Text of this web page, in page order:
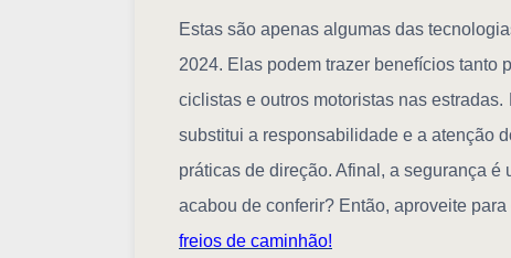
Estas são apenas algumas das
2024. Elas podem trazer benefícios tanto
ciclistas e outros motoristas nas estradas.
substitui a responsabilidade e a atenção
práticas de direção. Afinal, a segurança é
acabou de conferir? Então, aproveite
freios de caminhão!